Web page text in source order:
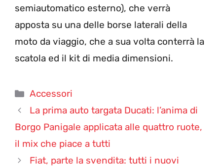
semiautomatico esterno), che verrà
apposta su una delle borse laterali della
moto da viaggio, che a sua volta conterrà la
scatola ed il kit di media dimensioni.
Categorie
Accessori
La prima auto targata Ducati: l’anima di
Borgo Panigale applicata alle quattro ruote,
il mix che piace a tutti
Fiat, parte la svendita: tutti i nuovi